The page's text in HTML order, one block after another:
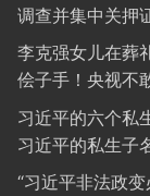
调查并集中关押
李克强女儿在葬
侩子手！央视不
习近平的六个私
习近平的私生子
“习近平非法政